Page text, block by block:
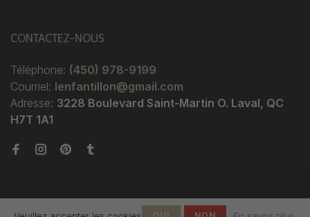
CONTACTEZ-NOUS
Téléphone: (450) 978-9199
Courriel: lenfantillon@gmail.com
Adresse: 3228 Boulevard Saint-Martin O. Laval, QC
H7T 1A1